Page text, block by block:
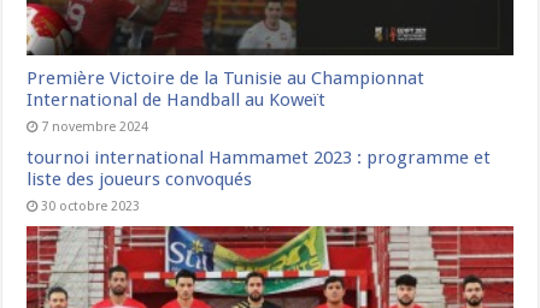
Première Victoire de la Tunisie au Championnat
International de Handball au Koweït
7 novembre 2024
tournoi international Hammamet 2023 : programme et
liste des joueurs convoqués
30 octobre 2023